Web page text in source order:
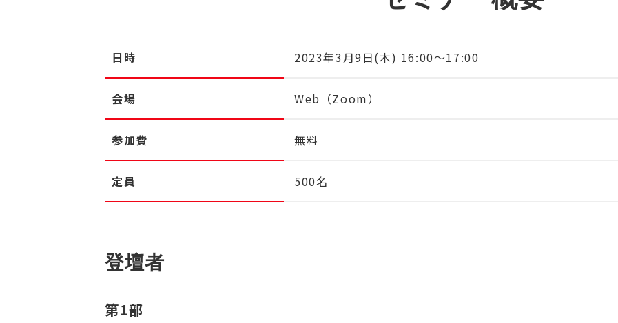
日時 2023年3月9日(木) 16:00～17:00
会場 Web（Zoom）
参加費 無料
定員 500名
登壇者
第1部